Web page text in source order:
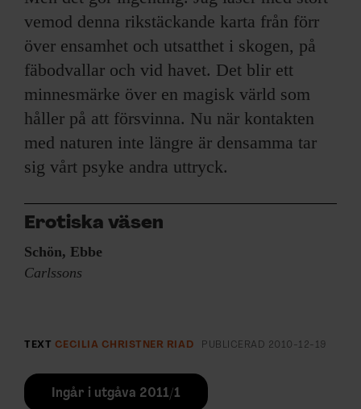
vemod denna rikstäckande karta från förr
över ensamhet och utsatthet i skogen, på
fäbodvallar och vid havet. Det blir ett
minnesmärke över en magisk värld som
håller på att försvinna. Nu när kontakten
med naturen inte längre är densamma tar
sig vårt psyke andra uttryck.
Erotiska väsen
Schön, Ebbe
Carlssons
TEXT CECILIA CHRISTNER RIAD PUBLICERAD 2010-12-19
Ingår i utgåva 2011/1